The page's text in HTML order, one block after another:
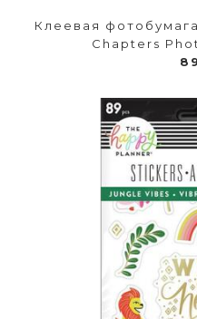
Клеевая
Chapters